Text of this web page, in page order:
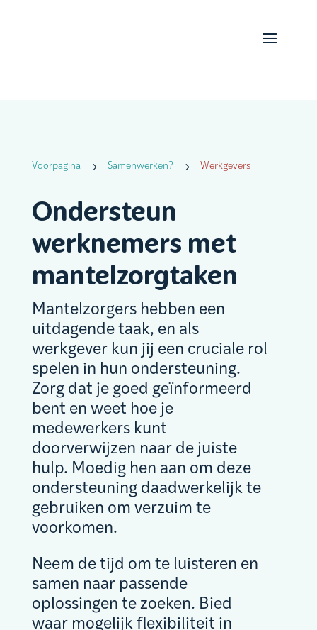
Voorpagina 5 Samenwerken? 5 Werkgevers
Ondersteun
werknemers met
mantelzorgtaken
Mantelzorgers hebben een
uitdagende taak, en als
werkgever kun jij een cruciale rol
spelen in hun ondersteuning.
Zorg dat je goed geïnformeerd
bent en weet hoe je
medewerkers kunt
doorverwijzen naar de juiste
hulp. Moedig hen aan om deze
ondersteuning daadwerkelijk te
gebruiken om verzuim te
voorkomen.
Neem de tijd om te luisteren en
samen naar passende
oplossingen te zoeken. Bied
waar mogelijk flexibiliteit in